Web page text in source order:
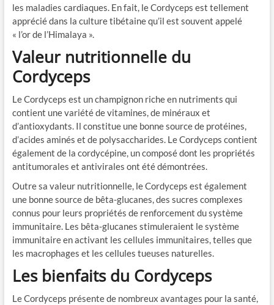
les maladies cardiaques. En fait, le Cordyceps est tellement
apprécié dans la culture tibétaine qu’il est souvent appelé
« l’or de l’Himalaya ».
Valeur nutritionnelle du
Cordyceps
Le Cordyceps est un champignon riche en nutriments qui
contient une variété de vitamines, de minéraux et
d’antioxydants. Il constitue une bonne source de protéines,
d’acides aminés et de polysaccharides. Le Cordyceps contient
également de la cordycépine, un composé dont les propriétés
antitumorales et antivirales ont été démontrées.
Outre sa valeur nutritionnelle, le Cordyceps est également
une bonne source de bêta-glucanes, des sucres complexes
connus pour leurs propriétés de renforcement du système
immunitaire. Les bêta-glucanes stimuleraient le système
immunitaire en activant les cellules immunitaires, telles que
les macrophages et les cellules tueuses naturelles.
Les bienfaits du Cordyceps
Le Cordyceps présente de nombreux avantages pour la santé,